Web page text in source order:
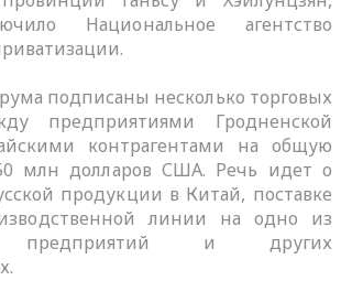
Национальное агентство
подписаны несколько торговых
предприятиями Гродненской
контрагентами на общую
млн долларов США. Речь идет о
продукции в Китай, поставке
линии на одно из
предприятий и других